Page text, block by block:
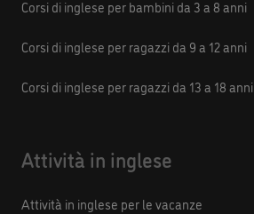
Corsi di inglese per bambini da 3 a 8 anni
Corsi di inglese per ragazzi da 9 a 12 anni
Corsi di inglese per ragazzi da 13 a 18 anni
Attività in inglese
Attività in inglese per le vacanze